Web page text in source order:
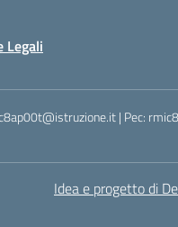
Legali
| Pec:
Idea e progetto di